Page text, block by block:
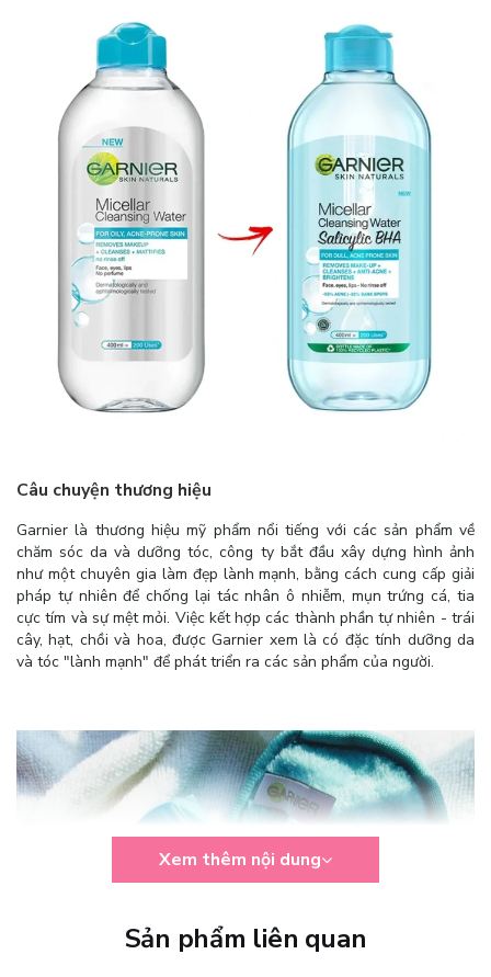
Câu chuyện thương hiệu
Garnier là thương hiệu mỹ phẩm nổi tiếng với các sản phẩm về
chăm sóc da và dưỡng tóc, công ty bắt đầu xây dựng hình ảnh
như một chuyên gia làm đẹp lành mạnh, bằng cách cung cấp giải
pháp tự nhiên để chống lại tác nhân ô nhiễm, mụn trứng cá, tia
cực tím và sự mệt mỏi. Việc kết hợp các thành phần tự nhiên - trái
cây, hạt, chồi và hoa, được Garnier xem là có đặc tính dưỡng da
và tóc "lành mạnh" để phát triển ra các sản phẩm của người.
Xem thêm nội dung
Sản phẩm liên quan